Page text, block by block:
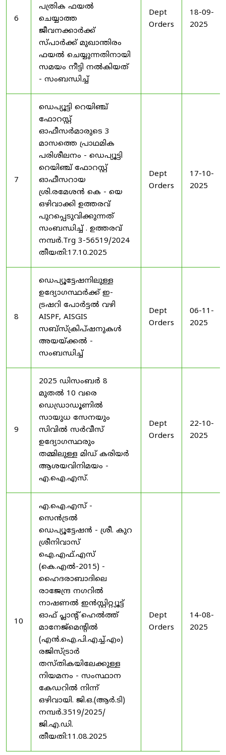
6
പത്രിക ഫയൽ
ചെയ്യാത്ത
ജീവനക്കാർക്ക്
സ്പാർക്ക് മുഖാന്തിരം
ഫയൽ ചെയ്യുന്നതിനായി
സമയം നീട്ടി നൽകിയത്
- സംബന്ധിച്ച്
Dept
Orders
18-09-
2025
7
ഡെപ്യൂട്ടി റെയിഞ്ച്
ഫോറസ്റ്റ്
ഓഫീസർമാരുടെ 3
മാസത്തെ പ്രാഥമിക
പരിശീലനം - ഡെപ്യൂട്ടി
റെയിഞ്ച് ഫോറസ്റ്റ്
ഓഫീസറായ
ശ്രി.രമേശൻ കെ - യെ
ഒഴിവാക്കി ഉത്തരവ്
പുറപ്പെടുവിക്കുന്നത്
സംബന്ധിച്ച് . ഉത്തരവ്
നമ്പർ.Trg 3-56519/2024
തീയതി:17.10.2025
Dept
Orders
17-10-
2025
8
ഡെപ്യൂട്ടേഷനിലുള്ള
ഉദ്യോഗസ്ഥർക്ക് ഇ-
ട്രഷറി പോർട്ടൽ വഴി
AISPF, AISGIS
സബ്‌സ്‌ക്രിപ്‌ഷനുകൾ
അയയ്ക്കൽ -
സംബന്ധിച്ച്
Dept
Orders
06-11-
2025
9
2025 ഡിസംബർ 8
മുതൽ 10 വരെ
ഡെഡ്രാഡൂണിൽ
സായുധ സേനയും
സിവിൽ സർവീസ്
ഉദ്യോഗസ്ഥരും
തമ്മിലുള്ള മിഡ് കരിയർ
ആശയവിനിമയം -
എ.ഐ.എസ്.
Dept
Orders
22-10-
2025
10
എ.ഐ.എസ് -
സെൻട്രൽ
ഡെപ്യൂട്ടേഷൻ - ശ്രീ. കുറ
ശ്രീനിവാസ്
ഐ.എഫ്.എസ്
(കെ.എൽ-2015) -
ഹൈദരാബാദിലെ
രാജേന്ദ്ര നഗറിൽ
നാഷണൽ ഇൻസ്റ്റിറ്റ്യൂട്ട്
ഓഫ് പ്ലാന്റ് ഹെൽത്ത്
മാനേജ്‌മെന്റിൽ
(എൻ.ഐ.പി.എച്ച്.എം)
രജിസ്ട്രാർ
തസ്തികയിലേക്കുള്ള
നിയമനം - സംസ്ഥാന
കേഡറിൽ നിന്ന്
ഒഴിവായി. ജി.ഒ.(ആർ.ടി)
നമ്പർ.3519/2025/
ജി.എ.ഡി.
തീയതി:11.08.2025
Dept
Orders
14-08-
2025